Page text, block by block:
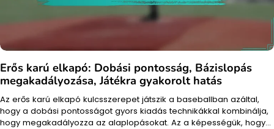
Erős karú elkapó: Dobási pontosság, Bázislopás
megakadályozása, Játékra gyakorolt hatás
Az erős karú elkapó kulcsszerepet játszik a baseballban azáltal,
hogy a dobási pontosságot gyors kiadás technikákkal kombinálja,
hogy megakadályozza az alaplopásokat. Az a képességük, hogy…